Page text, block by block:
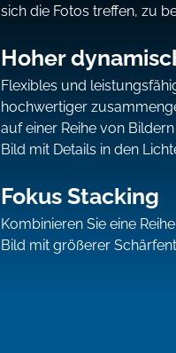
sich die Fotos treffen, zu
Hoher
Flexibles und
hochwertiger
auf einer Reihe von
Bild mit Details in den
Fokus Stacking
Kombinieren Sie eine
Bild mit größerer